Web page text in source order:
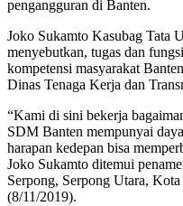
pengangguran di Banten.
Joko Sukamto Kasubag Tata
menyebutkan, tugas dan
kompetensi masyarakat
Dinas Tenaga Kerja dan
“Kami di sini bekerja
SDM Banten mempunyai
harapan kedepan bisa
Joko Sukamto ditemui
Serpong, Serpong Utara,
(8/11/2019).